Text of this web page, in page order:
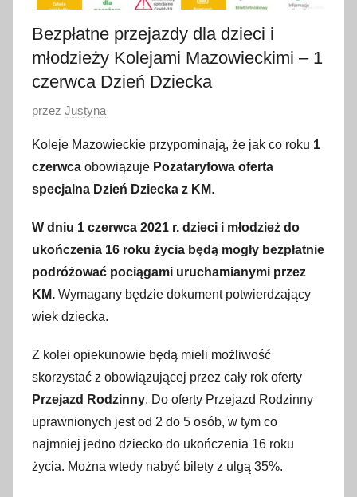
Bezpłatne przejazdy dla dzieci i
młodzieży Kolejami Mazowieckimi – 1
czerwca Dzień Dziecka
O
u
b
l
k
o
w
a
n
2
5
m
a
j
a
przez Justyna
Koleje Mazowieckie przypominają, że jak co roku 1
czerwca obowiązuje Pozataryfowa oferta
specjalna Dzień Dziecka z KM.
W dniu 1 czerwca 2021 r. dzieci i młodzież do
ukończenia 16 roku życia będą mogły bezpłatnie
podróżować pociągami uruchamianymi przez
KM. Wymagany będzie dokument potwierdzający
wiek dziecka.
Z kolei opiekunowie będą mieli możliwość
skorzystać z obowiązującej przez cały rok oferty
Przejazd Rodzinny. Do oferty Przejazd Rodzinny
uprawnionych jest od 2 do 5 osób, w tym co
najmniej jedno dziecko do ukończenia 16 roku
życia. Można wtedy nabyć bilety z ulgą 35%.